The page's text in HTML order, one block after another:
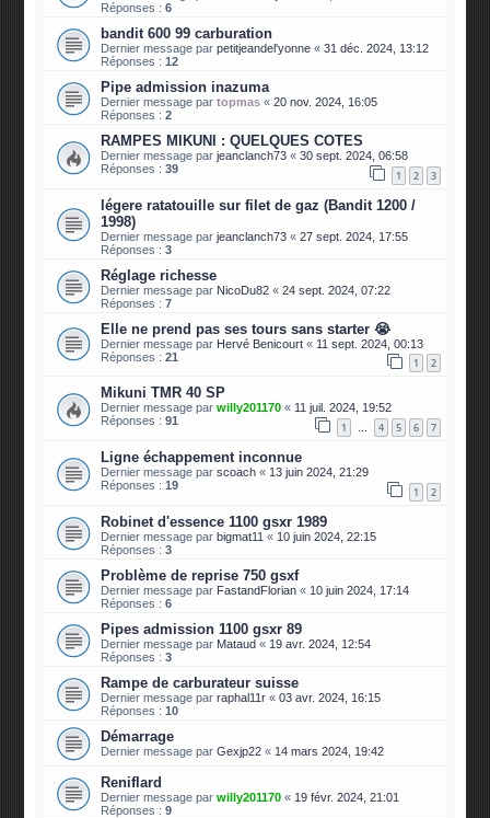
Réponses :6
bandit 600 99 carburation
Dernier message parpetitjeandel'yonne «31 déc. 2024, 13:12
Réponses :12
Pipe admission inazuma
Dernier message partopmas «20 nov. 2024, 16:05
Réponses :2
RAMPES MIKUNI : QUELQUES COTES
Dernier message parjeanclanch73 «30 sept. 2024, 06:58
Réponses :39 1 2 3
légere ratatouille sur filet de gaz (Bandit 1200 /
1998)
Dernier message parjeanclanch73 «27 sept. 2024, 17:55
Réponses :3
Réglage richesse
Dernier message par NicoDu82 «24 sept. 2024, 07:22
Réponses :7
Elle ne prend pas ses tours sans starter 😭
Dernier message par Hervé Benicourt « 11 sept. 2024, 00:13
Réponses :21 1 2
Mikuni TMR 40 SP
Dernier message parwilly201170 « 11 juil. 2024, 19:52
Réponses :91 1 … 4 5 6 7
Ligne échappement inconnue
Dernier message parscoach « 13 juin 2024, 21:29
Réponses :19 1 2
Robinet d'essence 1100 gsxr 1989
Dernier message parbigmat11 « 10 juin 2024, 22:15
Réponses :3
Problème de reprise 750 gsxf
Dernier message par FastandFlorian « 10 juin 2024, 17:14
Réponses :6
Pipes admission 1100 gsxr 89
Dernier message par Mataud « 19 avr. 2024, 12:54
Réponses :3
Rampe de carburateur suisse
Dernier message parraphal11r «03 avr. 2024, 16:15
Réponses :10
Démarrage
Dernier message parGexjp22 « 14 mars 2024, 19:42
Reniflard
Dernier message parwilly201170 « 19 févr. 2024, 21:01
Réponses :9